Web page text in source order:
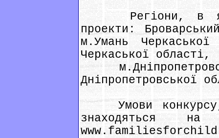
Регіони, в яких
проекти:
м.Умань
Черкаської області,
Дніпропетровської
Умови конкурсу,
знаходяться на